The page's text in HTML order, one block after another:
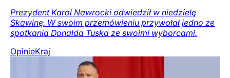
Prezydent Karol Nawrocki odwiedził w niedzielę
Skawinę. W swoim przemówieniu przywołał jedno ze
spotkania Donalda Tuska ze swoimi wyborcami.
OpinieKraj